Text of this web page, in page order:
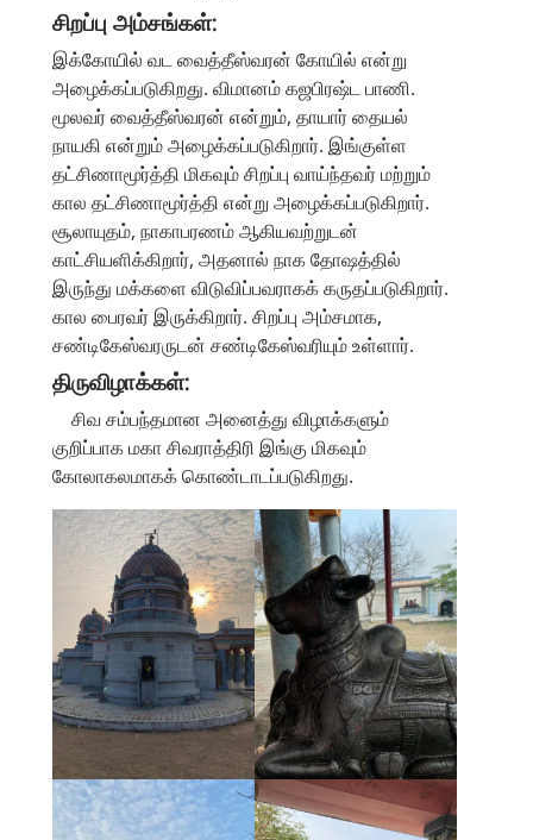
சிறப்பு அம்சங்கள்:
இக்கோயில் வட வைத்தீஸ்வரன் கோயில் என்று
அழைக்கப்படுகிறது. விமானம் கஜபிரஷ்ட பாணி.
மூலவர் வைத்தீஸ்வரன் என்றும், தாயார் தையல்
நாயகி என்றும் அழைக்கப்படுகிறார். இங்குள்ள
தட்சிணாமூர்த்தி மிகவும் சிறப்பு வாய்ந்தவர் மற்றும்
கால தட்சிணாமூர்த்தி என்று அழைக்கப்படுகிறார்.
சூலாயுதம், நாகாபரணம் ஆகியவற்றுடன்
காட்சியளிக்கிறார், அதனால் நாக தோஷத்தில்
இருந்து மக்களை விடுவிப்பவராகக் கருதப்படுகிறார்.
கால பைரவர் இருக்கிறார். சிறப்பு அம்சமாக,
சண்டிகேஸ்வரருடன் சண்டிகேஸ்வரியும் உள்ளார்.
திருவிழாக்கள்:
சிவ சம்பந்தமான அனைத்து விழாக்களும்
குறிப்பாக மகா சிவராத்திரி இங்கு மிகவும்
கோலாகலமாகக் கொண்டாடப்படுகிறது.